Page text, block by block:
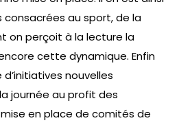
au sport, de la
on perçoit à la lecture la
cette dynamique. Enfin
nouvelles
journée au profit des
en place de comités de